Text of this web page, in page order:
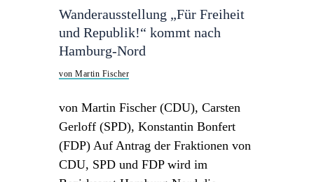
AUSSCHÜSSE
KONTAKT
PRESSE
Wanderausstellung „Für Freiheit
und Republik!“ kommt nach
Hamburg-Nord
von Martin Fischer
von Martin Fischer (CDU), Carsten
Gerloff (SPD), Konstantin Bonfert
(FDP) Auf Antrag der Fraktionen von
CDU, SPD und FDP wird im